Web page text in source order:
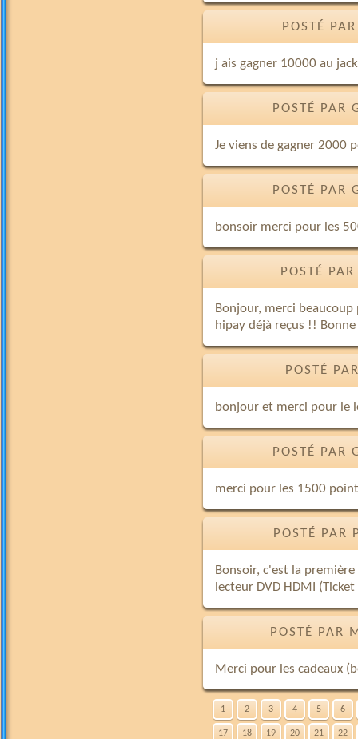
POSTÉ
j ais gagner 10000 au
POSTÉ
Je viens de gagner 2000
POSTÉ
bonsoir merci pour les
POSTÉ
Bonjour, merci
hipay déjà reçus !!
POSTÉ
bonjour et merci pour le
POSTÉ
merci pour les 1500
POSTÉ
Bonsoir, c'est la
lecteur DVD HDMI
POSTÉ PAR
Merci pour les cadeaux
1 2 3 4 5 6
17 18 19 20 21 22